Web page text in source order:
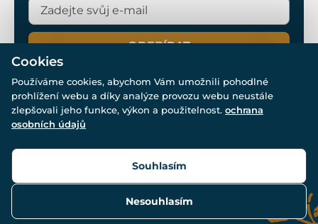
ODEBÍRAT
© Všechna práva vyhrazena. www.drakkaria.cz 2007-2026.
Cookies
Používáme cookies, abychom Vám umožnili pohodlné
prohlížení webu a díky analýze provozu webu neustále
zlepšovali jeho funkce, výkon a použitelnost. ochrana
osobních údajů
Nesouhlasím
Souhlasím